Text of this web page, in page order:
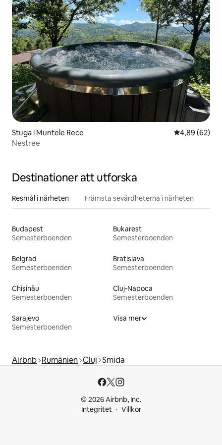
Stuga i Muntele Rece 4,89 av 5 i
4,89 (62)
Nestree
Destinationer att utforska
Resmål i närheten Främsta sevärdheterna i närheten
Budapest
Semesterboenden
Bukarest
Semesterboenden
Belgrad
Semesterboenden
Bratislava
Semesterboenden
Chișinău
Semesterboenden
Cluj-Napoca
Semesterboenden
Sarajevo
Semesterboenden
Visa mer
Airbnb Rumänien Cluj Smida
© 2026 Airbnb, Inc.
Integritet
Villkor